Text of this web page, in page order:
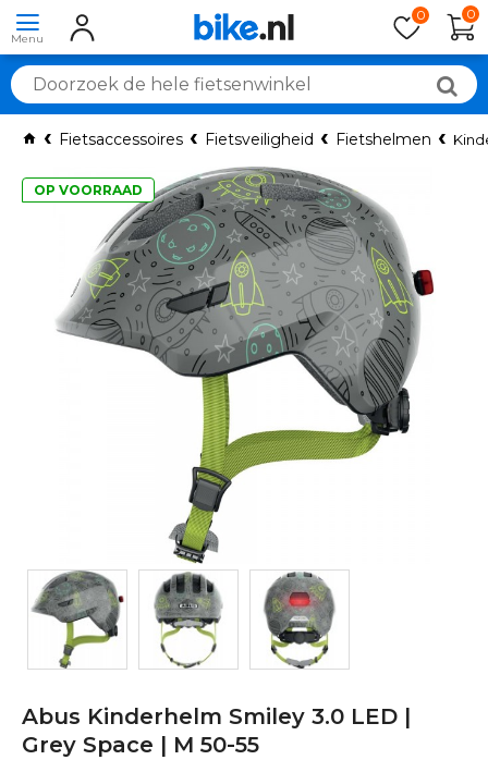
0 0
Fietsaccessoires Fietsveiligheid Fietshelmen
OP VOORRAAD
Abus Kinderhelm Smiley 3.0 LED |
Grey Space | M 50-55